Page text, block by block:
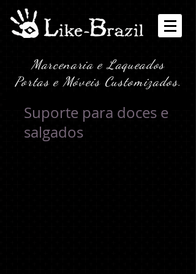
Marcenaria e Laqueados
Portas e Móveis Customizados.
Suporte para doces e
salgados